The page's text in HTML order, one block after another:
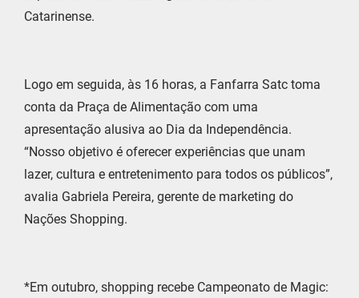
Catarinense.
Logo em seguida, às 16 horas, a Fanfarra Satc toma
conta da Praça de Alimentação com uma
apresentação alusiva ao Dia da Independência.
“Nosso objetivo é oferecer experiências que unam
lazer, cultura e entretenimento para todos os públicos”,
avalia Gabriela Pereira, gerente de marketing do
Nações Shopping.
*Em outubro, shopping recebe Campeonato de Magic: